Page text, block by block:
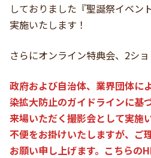
しておりました『聖誕祭イベン
実施いたします！
さらにオンライン特典会、2シ
政府および自治体、業界団体に
染拡大防止のガイドラインに基
来場いただく撮影会として実施
不便をお掛けいたしますが、ご
お願い申し上げます。こちらの